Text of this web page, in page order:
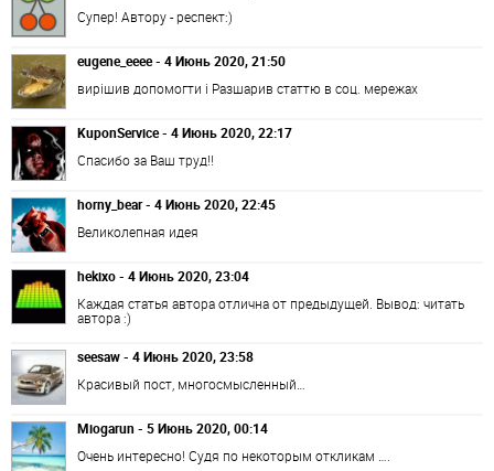
Супер! Автору - респект:)
eugene_eeee - 4 Июнь 2020, 21:50
вирішив допомогти і Разшарив статтю в соц. мережах
KuponService - 4 Июнь 2020, 22:17
Спасибо за Ваш труд!!
horny_bear - 4 Июнь 2020, 22:45
Великолепная идея
hekixo - 4 Июнь 2020, 23:04
Каждая статья автора отлична от предыдущей. Вывод: читать
автора :)
seesaw - 4 Июнь 2020, 23:58
Красивый пост, многосмысленный…
Miogarun - 5 Июнь 2020, 00:14
Очень интересно! Судя по некоторым откликам ….